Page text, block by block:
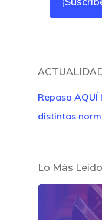
Repasa AQUÍ
distintas
Lo Más Leído